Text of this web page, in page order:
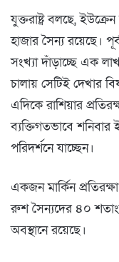
যুক্তরাষ্ট্র বলছে,
হাজার সৈন্য রয়েছে।
সংখ্যা দাঁড়াচ্ছে এক
চালায় সেটিই দেখার
এদিকে রাশিয়ার
ব্যক্তিগতভাবে শনিবার
পরিদর্শনে যাচ্ছেন।
একজন মার্কিন
রুশ সৈন্যদের ৪০
অবস্থানে রয়েছে।